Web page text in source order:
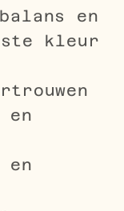
en
kleur
en
en